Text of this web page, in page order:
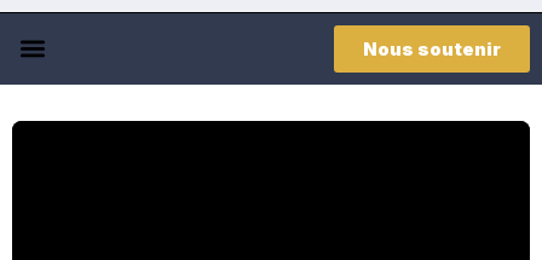
Nous soutenir